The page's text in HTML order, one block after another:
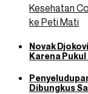
Kesehatan
ke Peti Mati
Novak
Karena Pukul
Dibungkus